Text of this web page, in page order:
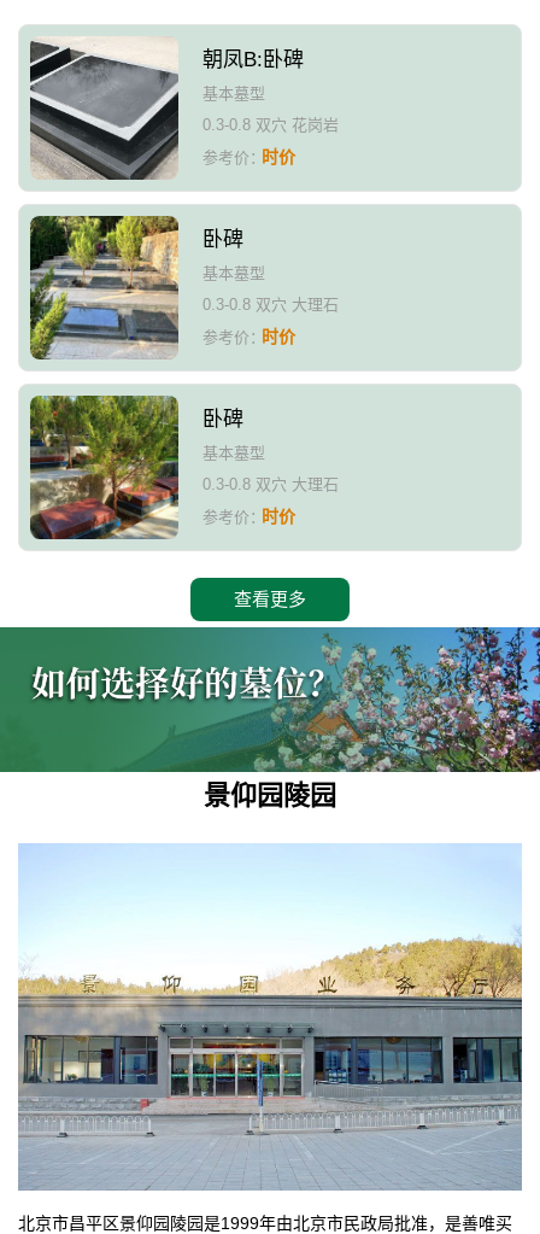
朝凤B:卧碑
基本墓型
0.3-0.8 双穴 花岗岩
参考价：时价
卧碑
基本墓型
0.3-0.8 双穴 大理石
参考价：时价
卧碑
基本墓型
0.3-0.8 双穴 大理石
参考价：时价
查看更多
景仰园陵园
北京市昌平区景仰园陵园是1999年由北京市民政局批准，是善唯买